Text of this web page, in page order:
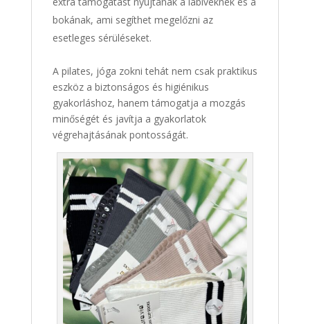
bokának, ami segíthet megelőzni az
esetleges sérüléseket.
A pilates, jóga zokni tehát nem csak praktikus
eszköz a biztonságos és higiénikus
gyakorláshoz, hanem támogatja a mozgás
minőségét és javítja a gyakorlatok
végrehajtásának pontosságát.